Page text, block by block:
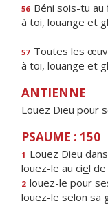
56 Béni sois-tu au
à toi, louange et
57 Toutes les
à toi, louange et
ANTIENNE
Louez Dieu pour
PSAUME : 150
1 Louez Dieu
louez-le au ciel de
2 louez-le pour
louez-le selon sa